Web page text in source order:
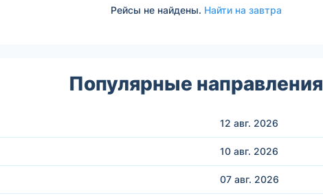
Рейсы не найдены. Найти на завтра
Популярные направления
12 авг. 2026
10 авг. 2026
07 авг. 2026